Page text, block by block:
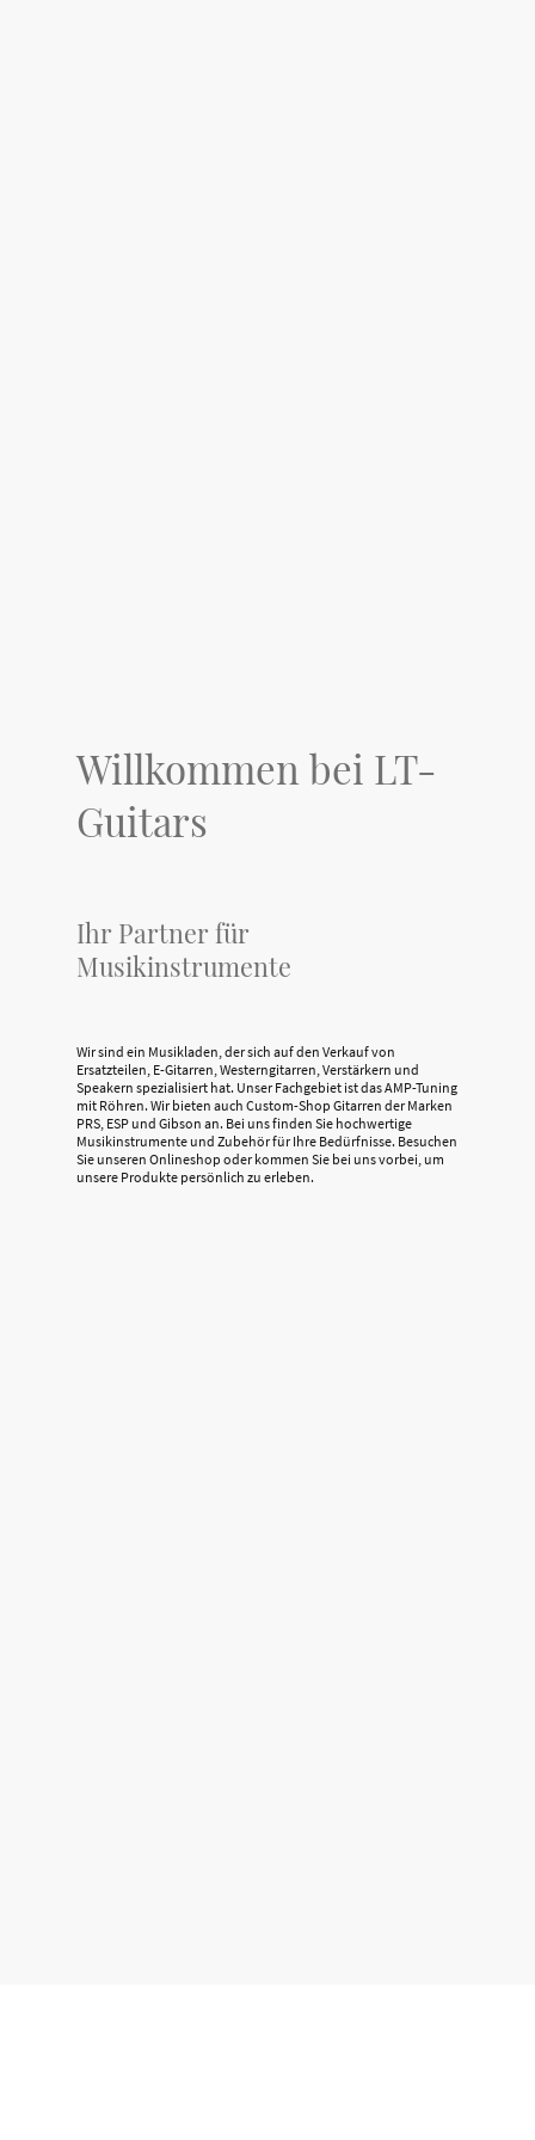
Willkommen bei LT-
Guitars
Ihr Partner für
Musikinstrumente
Wir sind ein Musikladen, der sich auf den Verkauf von
Ersatzteilen, E-Gitarren, Westerngitarren, Verstärkern und
Speakern spezialisiert hat. Unser Fachgebiet ist das AMP-Tuning
mit Röhren. Wir bieten auch Custom-Shop Gitarren der Marken
PRS, ESP und Gibson an. Bei uns finden Sie hochwertige
Musikinstrumente und Zubehör für Ihre Bedürfnisse. Besuchen
Sie unseren Onlineshop oder kommen Sie bei uns vorbei, um
unsere Produkte persönlich zu erleben.